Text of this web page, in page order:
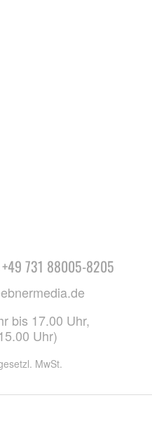
731 88005-8205
bis 17.00 Uhr,
Uhr)
MwSt.